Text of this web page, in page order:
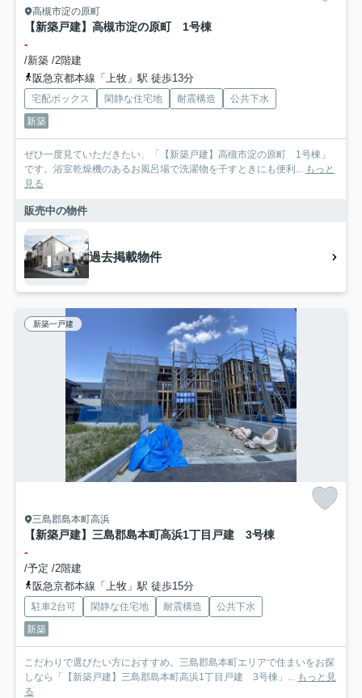
高槻市淀の原町
【新築戸建】高槻市淀の原町 1号棟
-
/新築 /2階建
阪急京都本線「上牧」駅 徒歩13分
宅配ボックス 閑静な住宅地 耐震構造
公共下水
新築
ぜひ一度見ていただきたい、「【新築戸建】高槻市淀の原町 1号棟」
です。浴室乾燥機のあるお風呂場で洗濯物を干すときにも便利...
もっと
見る
販売中の物件
過去掲載物件
新築一戸建
三島郡島本町高浜
【新築戸建】三島郡島本町高浜1丁目戸建 3号棟
-
/予定 /2階建
阪急京都本線「上牧」駅 徒歩15分
駐車2台可 閑静な住宅地 耐震構造
公共下水
新築
こだわりで選びたい方におすすめ。三島郡島本町エリアで住まいをお探
しなら「【新築戸建】三島郡島本町高浜1丁目戸建 3号棟」...
もっと見
る